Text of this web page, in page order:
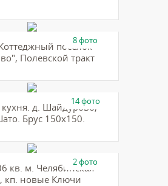
8 фото
посёлок
Полевской тракт
14 фото
кухня. д. Шайдурово,
Брус 150х150.
2 фото
кв. м. Челябинская
кп. новые Ключи